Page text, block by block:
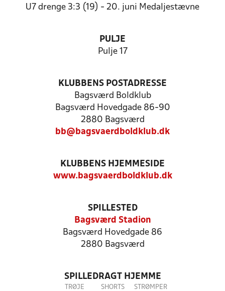
U7 drenge 3:3 (19) - 20. juni Medaljestævne
PULJE
Pulje 17
KLUBBENS POSTADRESSE
Bagsværd Boldklub
Bagsværd Hovedgade 86-90
2880 Bagsværd
bb@bagsvaerdboldklub.dk
KLUBBENS HJEMMESIDE
www.bagsvaerdboldklub.dk
SPILLESTED
Bagsværd Stadion
Bagsværd Hovedgade 86
2880 Bagsværd
SPILLEDRAGT HJEMME
TRØJE SHORTS STRØMPER